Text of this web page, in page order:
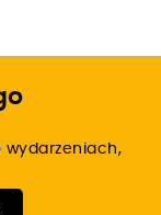
wydarzeniach,